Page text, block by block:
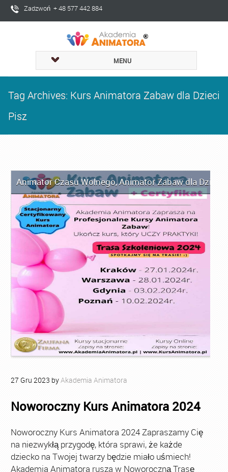
Zadzwoń + 48 577 442 884
MENU
Tag Archives: Kurs Animatora Zabaw dla Dzieci
Pisz
Animator Czasu Wolnego,Animator Zabaw dla Dzieci
27 Gru 2023 byAkademia Animatora
Noworoczny Kurs Animatora 2024
Noworoczny Kurs Animatora 2024 Zapraszamy Cię
na niezwykłą przygodę, która sprawi, że każde
dziecko na Twojej twarzy będzie miało uśmiech!
Akademia Animatora rusza w Noworoczną Trasę